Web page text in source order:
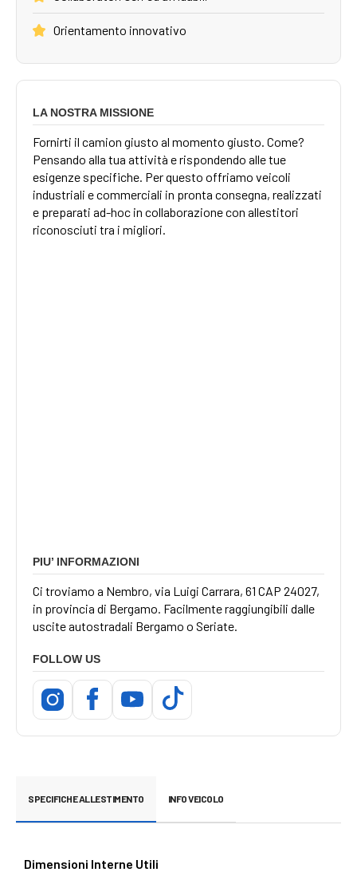
Orientamento innovativo
LA NOSTRA MISSIONE
Fornirti il camion giusto al momento giusto. Come?
Pensando alla tua attività e rispondendo alle tue
esigenze specifiche. Per questo offriamo veicoli
industriali e commerciali in pronta consegna, realizzati
e preparati ad-hoc in collaborazione con allestitori
riconosciuti tra i migliori.
PIU’ INFORMAZIONI
Ci troviamo a Nembro, via Luigi Carrara, 61 CAP 24027,
in provincia di Bergamo. Facilmente raggiungibili dalle
uscite autostradali Bergamo o Seriate.
FOLLOW US
SPECIFICHE ALLESTIMENTO INFO VEICOLO
Dimensioni Interne Utili